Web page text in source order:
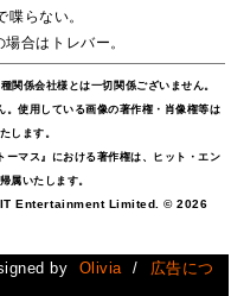
喋らない。
合はトレバー。
関係会社様とは一切関係ございません。
使用している画像の著作権・肖像権等は
します。
マス』における著作権は、ヒット・エン
属いたします。
Entertainment Limited. © 2026
by Olivia /
広告につ